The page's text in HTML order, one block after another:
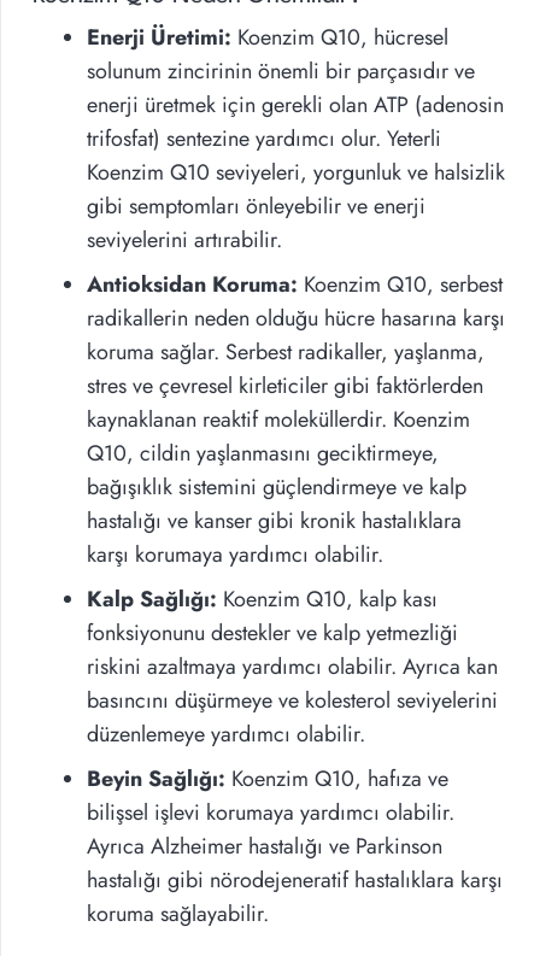
Enerji Üretimi: Koenzim Q10, hücresel
solunum zincirinin önemli bir parçasıdır ve
enerji üretmek için gerekli olan ATP (adenosin
trifosfat) sentezine yardımcı olur. Yeterli
Koenzim Q10 seviyeleri, yorgunluk ve halsizlik
gibi semptomları önleyebilir ve enerji
seviyelerini artırabilir.
Antioksidan Koruma: Koenzim Q10, serbest
radikallerin neden olduğu hücre hasarına karşı
koruma sağlar. Serbest radikaller, yaşlanma,
stres ve çevresel kirleticiler gibi faktörlerden
kaynaklanan reaktif moleküllerdir. Koenzim
Q10, cildin yaşlanmasını geciktirmeye,
bağışıklık sistemini güçlendirmeye ve kalp
hastalığı ve kanser gibi kronik hastalıklara
karşı korumaya yardımcı olabilir.
Kalp Sağlığı: Koenzim Q10, kalp kası
fonksiyonunu destekler ve kalp yetmezliği
riskini azaltmaya yardımcı olabilir. Ayrıca kan
basıncını düşürmeye ve kolesterol seviyelerini
düzenlemeye yardımcı olabilir.
Beyin Sağlığı: Koenzim Q10, hafıza ve
bilişsel işlevi korumaya yardımcı olabilir.
Ayrıca Alzheimer hastalığı ve Parkinson
hastalığı gibi nörodejeneratif hastalıklara karşı
koruma sağlayabilir.